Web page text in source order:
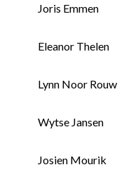
Joris Emmen
Eleanor Thelen
Lynn Noor Rouw
Wytse Jansen
Josien Mourik